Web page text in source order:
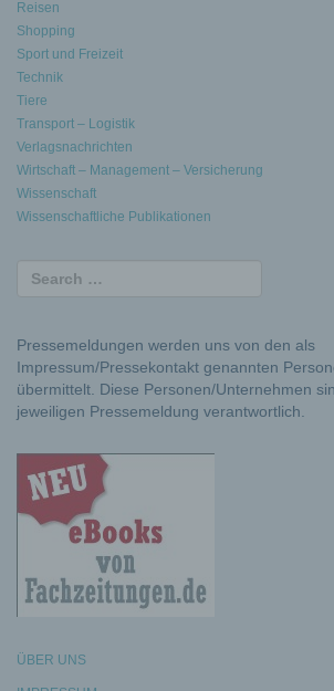
Reisen
Shopping
Sport und Freizeit
Technik
Tiere
Transport – Logistik
Verlagsnachrichten
Wirtschaft – Management – Versicherung
Wissenschaft
Wissenschaftliche Publikationen
Pressemeldungen werden uns von den als
Impressum/Pressekontakt genannten
übermittelt. Diese Personen/Unternehmen
jeweiligen Pressemeldung verantwortlich.
ÜBER UNS